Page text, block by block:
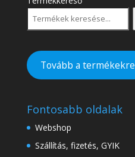
Tovább a termékekre
Fontosabb oldalak
Webshop
Szállítás, fizetés, GYIK